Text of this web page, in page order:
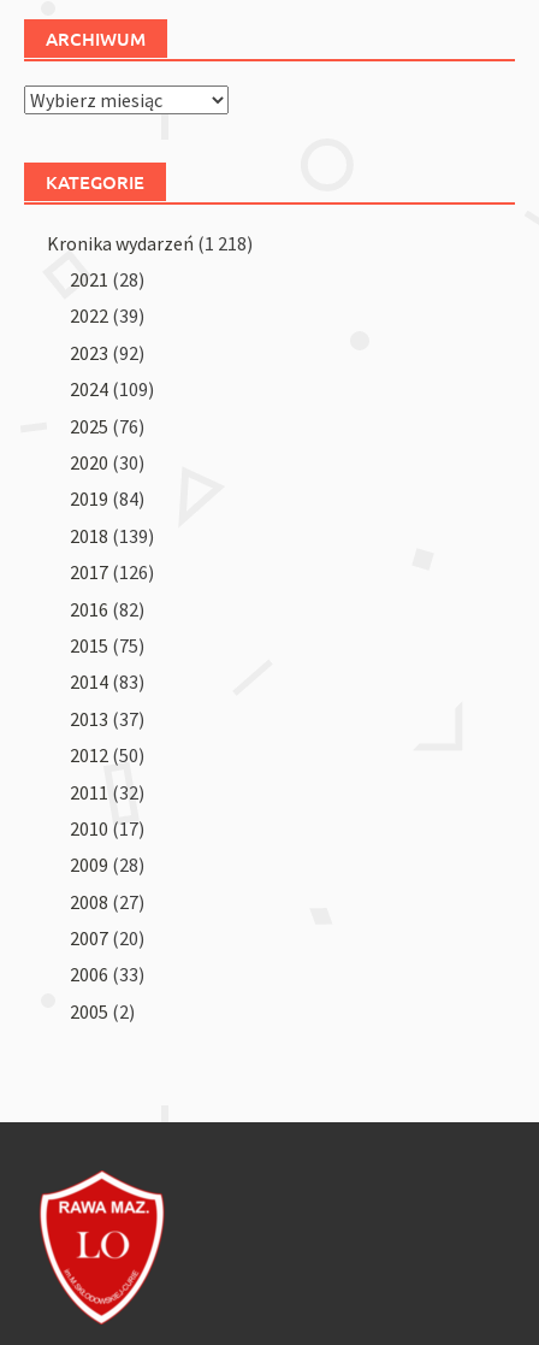
ARCHIWUM
Archiwum
KATEGORIE
Kronika wydarzeń (1 218)
2021 (28)
2022 (39)
2023 (92)
2024 (109)
2025 (76)
2020 (30)
2019 (84)
2018 (139)
2017 (126)
2016 (82)
2015 (75)
2014 (83)
2013 (37)
2012 (50)
2011 (32)
2010 (17)
2009 (28)
2008 (27)
2007 (20)
2006 (33)
2005 (2)